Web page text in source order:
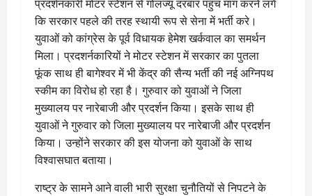
प्रदर्शनकारी मोटर स्‍टेशन से गोलज्‍यू दरबार पहुंच मांग करने लगे
कि सरकार पहले की तरह स्‍थायी रूप से सेना में भर्ती करे।
युवाओं को कांग्रेस के पूर्व विधायक हेमेश खर्कवाल का समर्थन
मिला। प्रदशर्नकारियों ने मोटर स्टेशन में सरकार का पुतला
फूंक साथ ही बागेश्‍वर में भी केंद्र की सैन्य भर्ती की नई अग्निपथ
स्‍कीम का विरोध हो रहा है। गुरुवार को युवाओं ने जिला
मुख्‍यालय पर नारेबाजी और प्रदर्शन किया। इसके साथ ही
युवाओं ने गुरुवार को जिला मुख्यालय पर नारेबाजी और प्रदर्शन
किया। उन्‍होंने सरकार की इस योजना को युवाओं के साथ
विश्‍वासघात बताया।
राष्ट्र के सामने आने वाली भारी सुरक्षा चुनौतियों से निपटने के